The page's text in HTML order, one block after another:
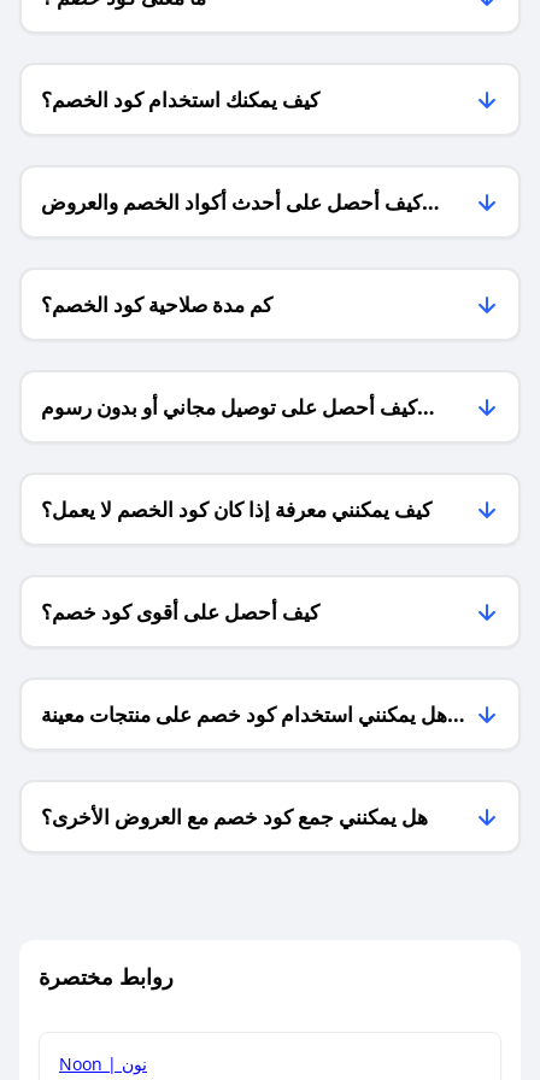
كيف يمكنك استخدام كود الخصم؟
كيف أحصل على أحدث أكواد الخصم والعروض
للمتاجر؟
كم مدة صلاحية كود الخصم؟
كيف أحصل على توصيل مجاني أو بدون رسوم
الشحن ؟
كيف يمكنني معرفة إذا كان كود الخصم لا يعمل؟
كيف أحصل على أقوى كود خصم؟
هل يمكنني استخدام كود خصم على منتجات معينة
فقط؟
هل يمكنني جمع كود خصم مع العروض الأخرى؟
روابط مختصرة
Noon | نون